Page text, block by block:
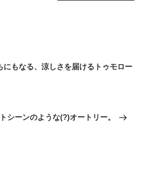
にもなる、涼しさを届けるトゥモロー
シーンのような(?)オートリー。